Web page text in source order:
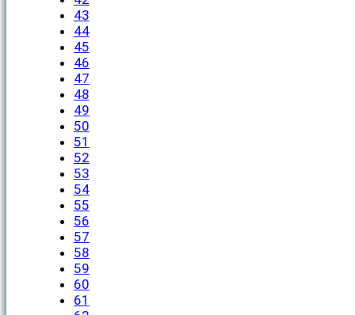
43
44
45
46
47
48
49
50
51
52
53
54
55
56
57
58
59
60
61